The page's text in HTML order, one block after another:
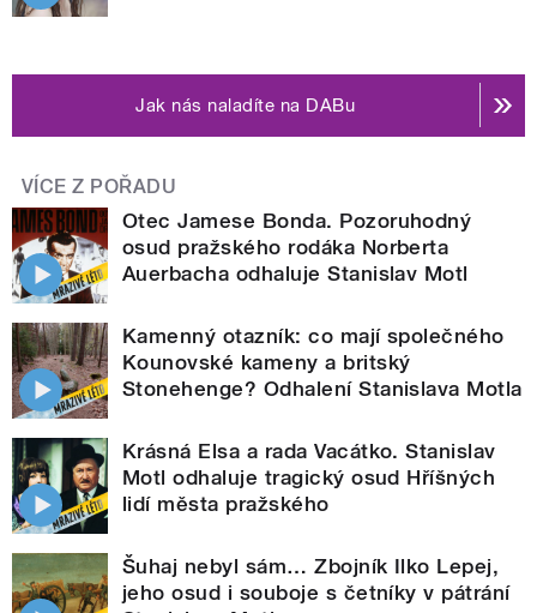
Jak nás naladíte na DABu
VÍCE Z POŘADU
Otec Jamese Bonda. Pozoruhodný
osud pražského rodáka Norberta
Auerbacha odhaluje Stanislav Motl
Kamenný otazník: co mají společného
Kounovské kameny a britský
Stonehenge? Odhalení Stanislava Motla
Krásná Elsa a rada Vacátko. Stanislav
Motl odhaluje tragický osud Hříšných
lidí města pražského
Šuhaj nebyl sám… Zbojník Ilko Lepej,
jeho osud i souboje s četníky v pátrání